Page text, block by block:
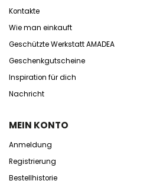
Kontakte
Wie man einkauft
Geschützte Werkstatt AMADEA
Geschenkgutscheine
Inspiration für dich
Nachricht
MEIN KONTO
Anmeldung
Registrierung
Bestellhistorie